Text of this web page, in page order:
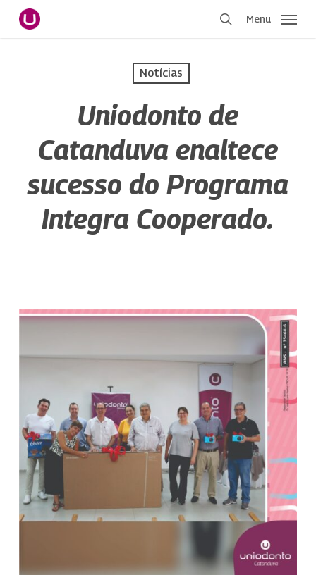
Pular
para
Menu
Notícias
Uniodonto de
Catanduva enaltece
sucesso do Programa
Integra Cooperado.